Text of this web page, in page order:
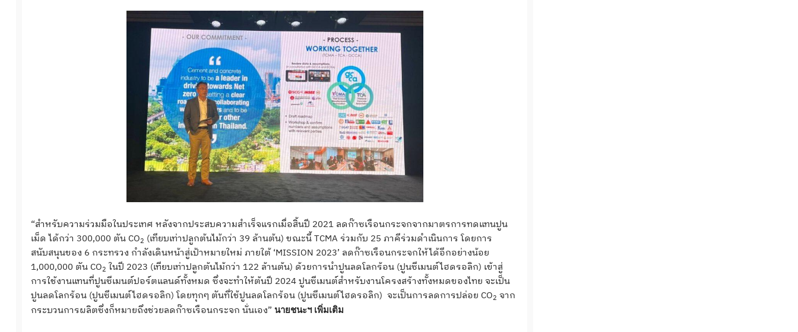
“สำหรับความร่วมมือในประเทศ หลังจากประสบความสำเร็จแรกเมื่อสิ้นปี 2021 ลดก๊าซเรือนกระจกจากมาตรการทดแทนปูน
เม็ด ได้กว่า 300,000 ตัน CO2 (เทียบเท่าปลูกต้นไม้กว่า 39 ล้านต้น) ขณะนี้ TCMA ร่วมกับ 25 ภาคีร่วมดำเนินการ โดยการ
สนับสนุนของ 6 กระทรวง กำลังเดินหน้าสู่เป้าหมายใหม่ ภายใต้ ‘MISSION 2023’ ลดก๊าซเรือนกระจกให้ได้อีกอย่างน้อย
1,000,000 ตัน CO2 ในปี 2023 (เทียบเท่าปลูกต้นไม้กว่า 122 ล้านต้น) ด้วยการนำปูนลดโลกร้อน (ปูนซีเมนต์ไฮดรอลิก) เข้าสู่
การใช้งานแทนที่ปูนซีเมนต์ปอร์ตแลนด์ทั้งหมด ซึ่งจะทำให้ต้นปี 2024 ปูนซีเมนต์สำหรับงานโครงสร้างทั้งหมดของไทย จะเป็น
ปูนลดโลกร้อน (ปูนซีเมนต์ไฮดรอลิก) โดยทุกๆ ตันที่ใช้ปูนลดโลกร้อน (ปูนซีเมนต์ไฮดรอลิก) จะเป็นการลดการปล่อย CO2 จาก
กระบวนการผลิตซึ่งก็หมายถึงช่วยลดก๊าซเรือนกระจก นั่นเอง” นายชนะฯ เพิ่มเติม